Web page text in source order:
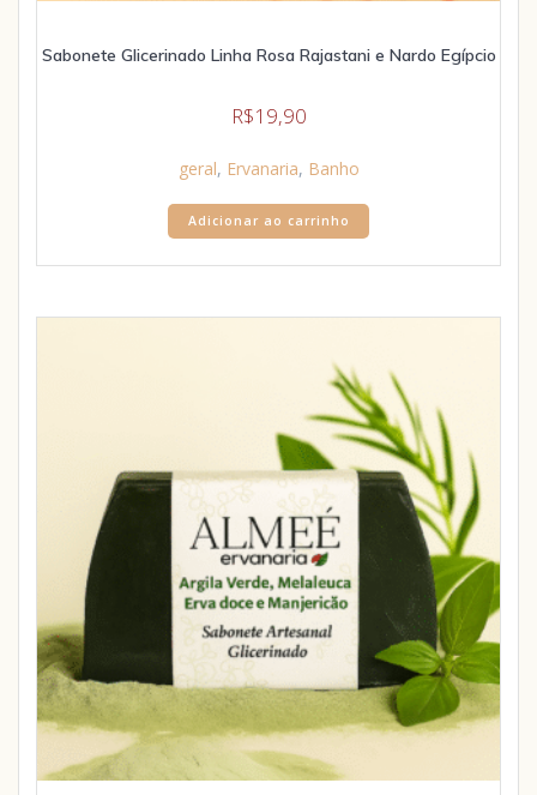
Sabonete Glicerinado Linha Rosa Rajastani e Nardo Egípcio
R$19,90
geral, Ervanaria, Banho
Adicionar ao carrinho